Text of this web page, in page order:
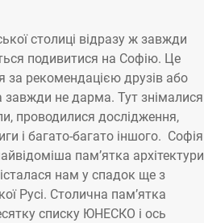
столиці відразу ж завжди
подивитися на Софію. Це
за рекомендацією друзів або
завжди не дарма. Тут знімалися
проводилися дослідження,
і багато-багато іншого. Софія
пам’ятка архітектури
нам у спадок ще з
Русі. Столична пам’ятка
списку ЮНЕСКО і ось